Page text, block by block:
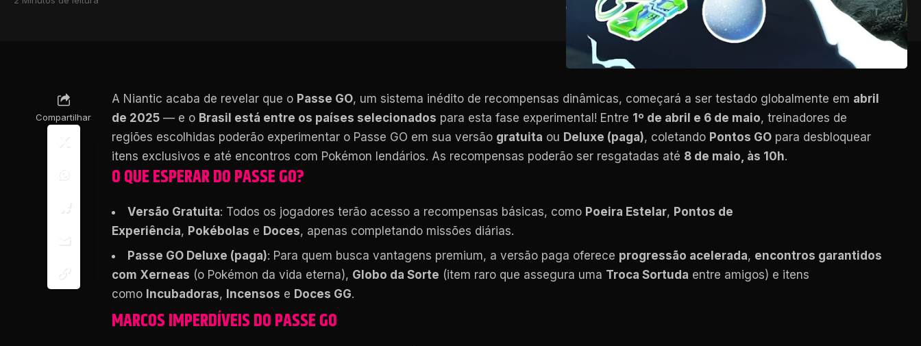
Compartilhar
A Niantic acaba de revelar que o Passe GO, um sistema inédito de recompensas dinâmicas, começará a ser testado globalmente em abril
de 2025 — e o Brasil está entre os países selecionados para esta fase experimental! Entre 1º de abril e 6 de maio, treinadores de
regiões escolhidas poderão experimentar o Passe GO em sua versão gratuita ou Deluxe (paga), coletando Pontos GO para desbloquear
itens exclusivos e até encontros com Pokémon lendários. As recompensas poderão ser resgatadas até 8 de maio, às 10h.
O QUE ESPERAR DO PASSE GO?
Versão Gratuita: Todos os jogadores terão acesso a recompensas básicas, como Poeira Estelar, Pontos de
Experiência, Pokébolas e Doces, apenas completando missões diárias.
Passe GO Deluxe (paga): Para quem busca vantagens premium, a versão paga oferece progressão acelerada, encontros garantidos
com Xerneas (o Pokémon da vida eterna), Globo da Sorte (item raro que assegura uma Troca Sortuda entre amigos) e itens
como Incubadoras, Incensos e Doces GG.
MARCOS IMPERDÍVEIS DO PASSE GO